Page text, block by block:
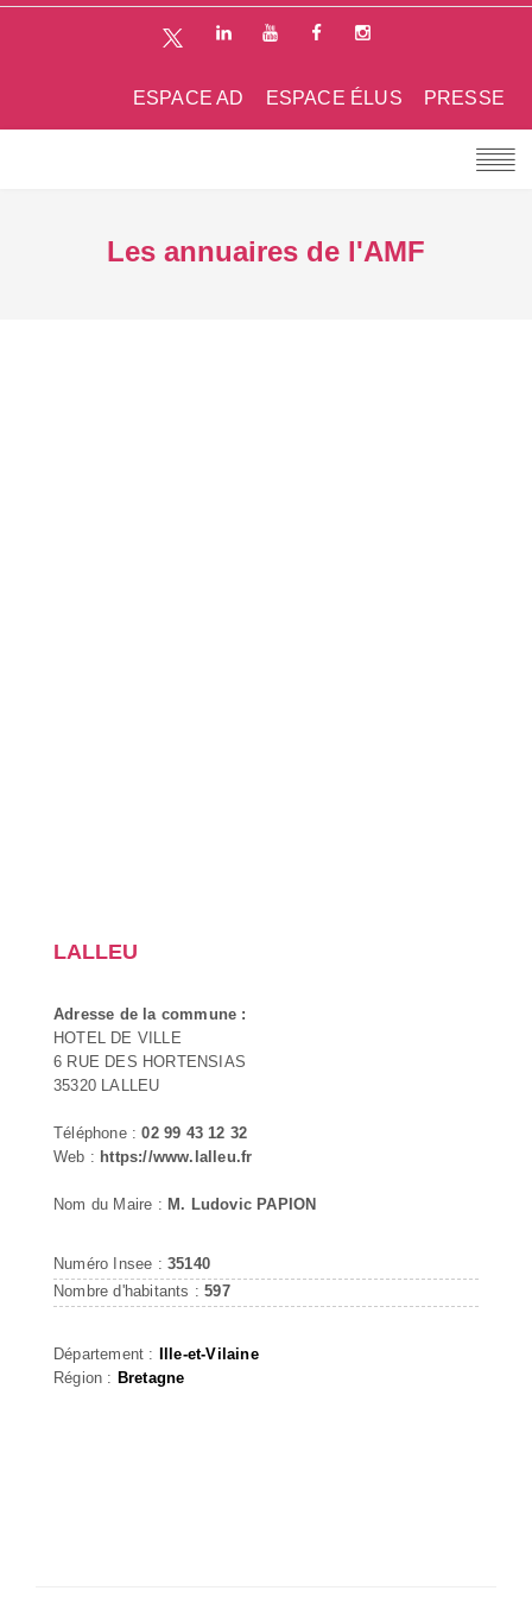
PRESSE
ESPACE ÉLUS
ESPACE AD
Les annuaires de l'AMF
LALLEU
Adresse de la commune :
HOTEL DE VILLE
6 RUE DES HORTENSIAS
35320 LALLEU
Téléphone :02 99 43 12 32
Web : https://www.lalleu.fr
Nom du Maire : M. Ludovic PAPION
Numéro Insee : 35140
Nombre d'habitants :597
Département : Ille-et-Vilaine
Région : Bretagne